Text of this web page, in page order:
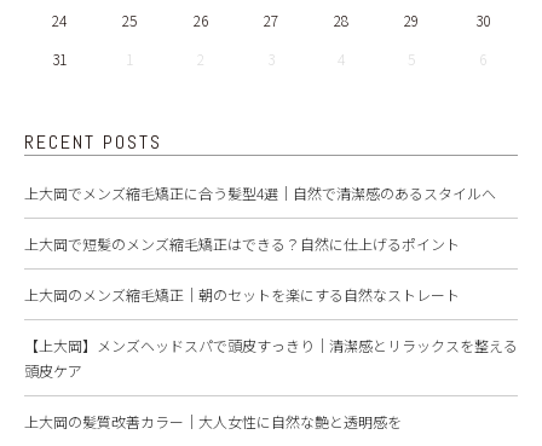
24
25 26 27 28 29
30
31
1 2 3 4 5 6
RECENT POSTS
上大岡でメンズ縮毛矯正に合う髪型4選｜自然で清潔感のあるスタイルへ
上大岡で短髪のメンズ縮毛矯正はできる？自然に仕上げるポイント
上大岡のメンズ縮毛矯正｜朝のセットを楽にする自然なストレート
【上大岡】メンズヘッドスパで頭皮すっきり｜清潔感とリラックスを整える
頭皮ケア
上大岡の髪質改善カラー｜大人女性に自然な艶と透明感を